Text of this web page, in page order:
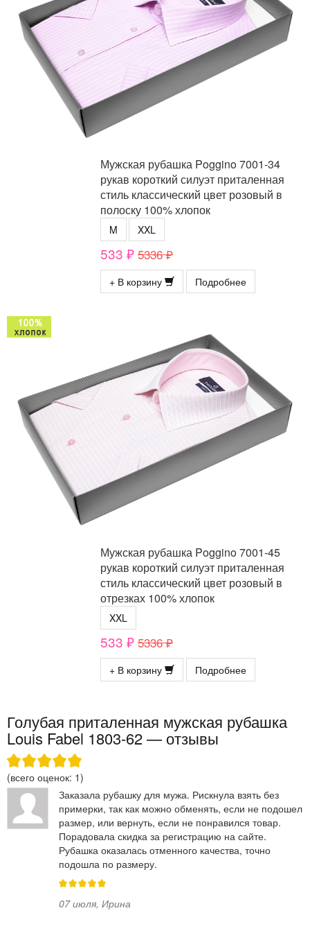
Мужская рубашка Poggino 7001-34
рукав короткий силуэт приталенная
стиль классический цвет розовый в
полоску 100% хлопок
M XXL
533 ₽ 5336 ₽
+ В корзину Подробнее
Мужская рубашка Poggino 7001-45
рукав короткий силуэт приталенная
стиль классический цвет розовый в
отрезках 100% хлопок
XXL
533 ₽ 5336 ₽
+ В корзину Подробнее
Голубая приталенная мужская рубашка
Louis Fabel 1803-62 — отзывы
(всего оценок: 1)
Заказала рубашку для мужа. Рискнула взять без
примерки, так как можно обменять, если не подошел
размер, или вернуть, если не понравился товар.
Порадовала скидка за регистрацию на сайте.
Рубашка оказалась отменного качества, точно
подошла по размеру.
07 июля, Ирина